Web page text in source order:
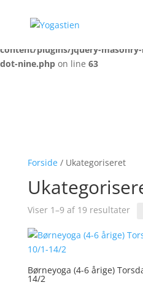
Warning: Trying to access array
content/plugins/jquery-
dot-nine.php on line 63
Forside/ Ukategoriseret
Viser 1–9 af 19 resultater
Børneyoga (4-6 årige)
14/2